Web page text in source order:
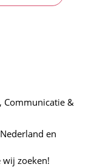
Communicatie &
en
wij zoeken!